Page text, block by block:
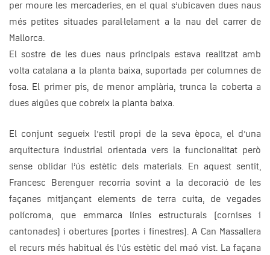
per moure les mercaderies, en el qual s’ubicaven dues naus
més petites situades paral·lelament a la nau del carrer de
Mallorca.
El sostre de les dues naus principals estava realitzat amb
volta catalana a la planta baixa, suportada per columnes de
fosa. El primer pis, de menor amplària, trunca la coberta a
dues aigües que cobreix la planta baixa.
El conjunt segueix l’estil propi de la seva època, el d’una
arquitectura industrial orientada vers la funcionalitat però
sense oblidar l’ús estètic dels materials. En aquest sentit,
Francesc Berenguer recorria sovint a la decoració de les
façanes mitjançant elements de terra cuita, de vegades
polícroma, que emmarca línies estructurals (cornises i
cantonades) i obertures (portes i finestres). A Can Massallera
el recurs més habitual és l’ús estètic del maó vist. La façana